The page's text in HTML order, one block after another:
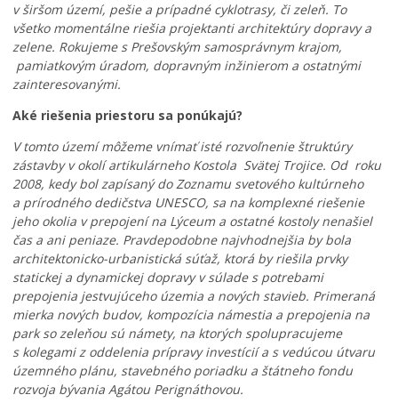
v širšom území, pešie a prípadné cyklotrasy, či zeleň. To
všetko momentálne riešia projektanti architektúry dopravy a
zelene. Rokujeme s Prešovským samosprávnym krajom,
pamiatkovým úradom, dopravným inžinierom a ostatnými
zainteresovanými.
Aké riešenia priestoru sa ponúkajú?
V tomto území môžeme vnímať isté rozvoľnenie štruktúry
zástavby v okolí artikulárneho Kostola Svätej Trojice. Od roku
2008, kedy bol zapísaný do Zoznamu svetového kultúrneho
a prírodného dedičstva UNESCO, sa na komplexné riešenie
jeho okolia v prepojení na Lýceum a ostatné kostoly nenašiel
čas a ani peniaze. Pravdepodobne najvhodnejšia by bola
architektonicko-urbanistická súťaž, ktorá by riešila prvky
statickej a dynamickej dopravy v súlade s potrebami
prepojenia jestvujúceho územia a nových stavieb. Primeraná
mierka nových budov, kompozícia námestia a prepojenia na
park so zeleňou sú námety, na ktorých spolupracujeme
s kolegami z oddelenia prípravy investícií a s vedúcou útvaru
územného plánu, stavebného poriadku a štátneho fondu
rozvoja bývania Agátou Perignáthovou.
Š
k
o
l
á
c
I
n
v
V
i
e
t
e
,
k
d
e
a
s
k
ý
m